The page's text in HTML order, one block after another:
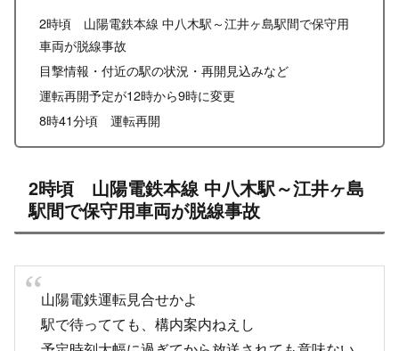
2時頃 山陽電鉄本線 中八木駅～江井ヶ島駅間で保守用
車両が脱線事故
目撃情報・付近の駅の状況・再開見込みなど
運転再開予定が12時から9時に変更
8時41分頃 運転再開
2時頃 山陽電鉄本線 中八木駅～江井ヶ島
駅間で保守用車両が脱線事故
山陽電鉄運転見合せかよ
駅で待ってても、構内案内ねえし
予定時刻大幅に過ぎてから放送されても意味ない